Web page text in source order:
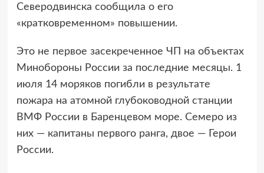
Северодвинска сообщила о его
«кратковременном» повышении.
Это не первое засекреченное ЧП на объектах
Минобороны России за последние месяцы. 1
июля 14 моряков погибли в результате
пожара на атомной глубоководной станции
ВМФ России в Баренцевом море. Семеро из
них — капитаны первого ранга, двое — Герои
России.